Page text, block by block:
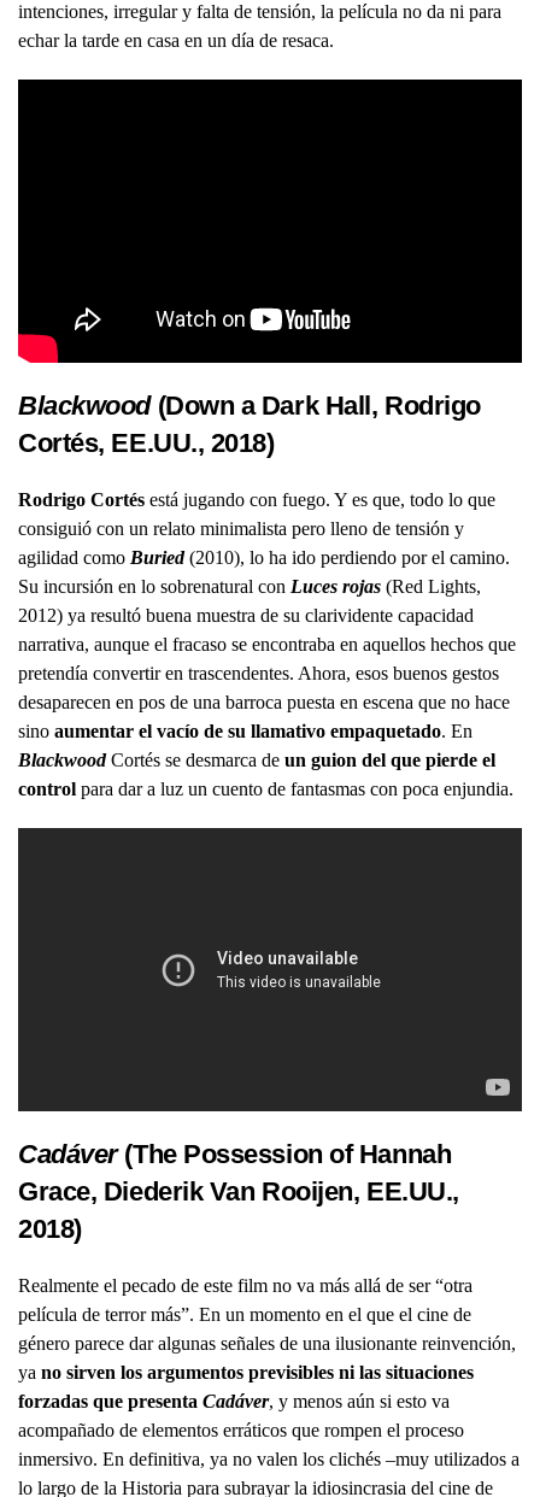
intenciones, irregular y falta de tensión, la película no da ni para
echar la tarde en casa en un día de resaca.
Blackwood (Down a Dark Hall, Rodrigo
Cortés, EE.UU., 2018)
Rodrigo Cortés está jugando con fuego. Y es que, todo lo que
consiguió con un relato minimalista pero lleno de tensión y
agilidad como Buried (2010), lo ha ido perdiendo por el camino.
Su incursión en lo sobrenatural con Luces rojas (Red Lights,
2012) ya resultó buena muestra de su clarividente capacidad
narrativa, aunque el fracaso se encontraba en aquellos hechos que
pretendía convertir en trascendentes. Ahora, esos buenos gestos
desaparecen en pos de una barroca puesta en escena que no hace
sino aumentar el vacío de su llamativo empaquetado. En
Blackwood Cortés se desmarca de un guion del que pierde el
control para dar a luz un cuento de fantasmas con poca enjundia.
Cadáver (The Possession of Hannah
Grace, Diederik Van Rooijen, EE.UU.,
2018)
Realmente el pecado de este film no va más allá de ser “otra
película de terror más”. En un momento en el que el cine de
género parece dar algunas señales de una ilusionante reinvención,
ya no sirven los argumentos previsibles ni las situaciones
forzadas que presenta Cadáver, y menos aún si esto va
acompañado de elementos erráticos que rompen el proceso
inmersivo. En definitiva, ya no valen los clichés –muy utilizados a
lo largo de la Historia para subrayar la idiosincrasia del cine de